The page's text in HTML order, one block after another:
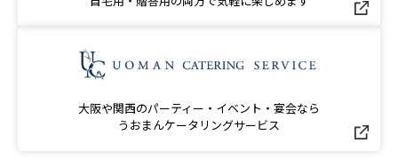
大阪や関西のパーティー・イベント・宴会なら
うおまんケータリングサービス